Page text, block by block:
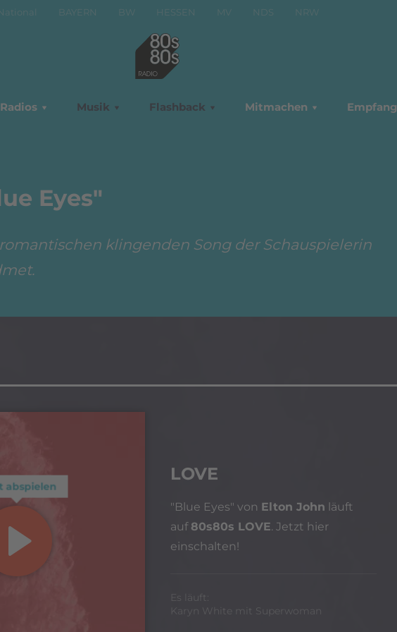
BAYERN BW HESSEN MV NDS NRW
Radios Musik Flashback Mitmachen Empfang
Eyes"
klingenden Song der Schauspielerin
abspielen
LOVE
"Blue Eyes" von Elton John läuft
auf 80s80s LOVE. Jetzt hier
einschalten!
Es läuft:
Karyn White mit Superwoman